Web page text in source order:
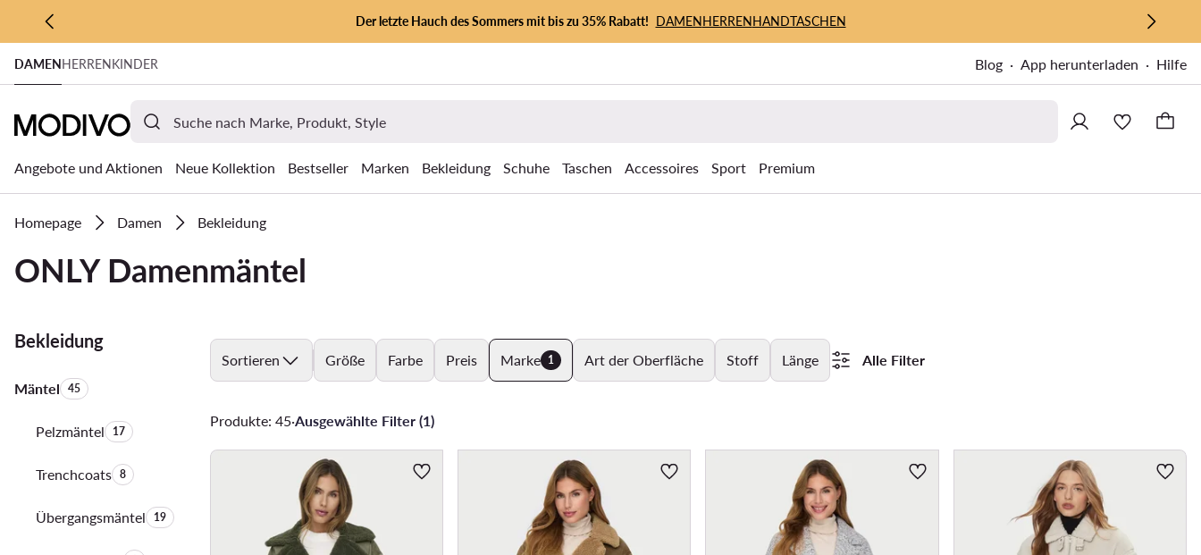
ZUM HAUPTINHALT SPRINGEN
ZUR SUCHE
Der letzte Hauch des Sommers mit bis zu 35% Rabatt! DAMENHERRENHANDTASCHEN
DAMENHERRENKINDER Blog App herunterladen Hilfe
Angebote und Aktionen Neue Kollektion Bestseller Marken Bekleidung Schuhe Taschen Accessoires Sport Premium
Homepage Damen Bekleidung
ONLY Damenmäntel
Bekleidung
MäntelAnzahl der Produkte:
45
PelzmäntelAnzahl der Produkte:
17
TrenchcoatsAnzahl der Produkte:
8
ÜbergangsmäntelAnzahl der Produkte:
19
Sortieren Größe Farbe Preis Marke 1 Art der Oberfläche Stoff Länge Alle Filter
Produkte: 45·Ausgewählte Filter (1)